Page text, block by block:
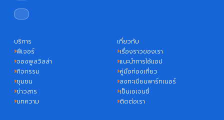
บริการ
ฟีเจอร์
จองพูลวิลล่า
กิจกรรม
ชุมชน
ข่าวสาร
บทความ
เกี่ยวกับ
เรื่องราวของเรา
แนะนำการใช้แอป
คู่มือท่องเที่ยว
ลงทะเบียนพาร์ทเนอร์
เป็นเอเจนซี่
ติดต่อเรา